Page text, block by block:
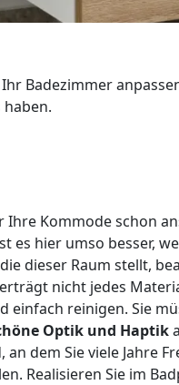
Badezimmer
Ihre Kommode schon
hier umso besser,
dieser Raum stellt,
nicht jedes
reinigen. Sie
Optik und Haptik
dem Sie viele Jahre
Realisieren Sie im